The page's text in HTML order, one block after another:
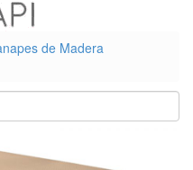
de Madera